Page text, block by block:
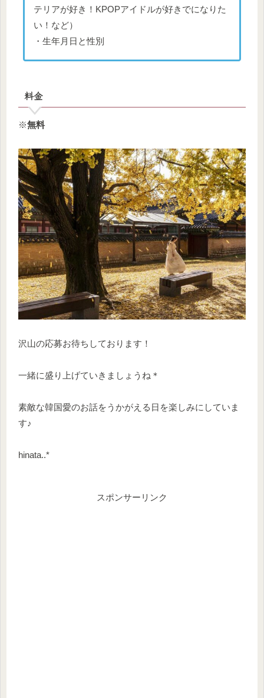
テリアが好き！KPOPアイドルが好きでになりた
い！など）
・生年月日と性別
料金
※無料
沢山の応募お待ちしております！
一緒に盛り上げていきましょうね＊
素敵な韓国愛のお話をうかがえる日を楽しみにしていま
す♪
hinata..*
スポンサーリンク